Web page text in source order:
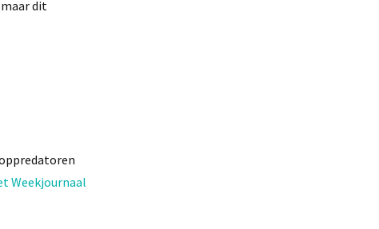
dit
Weekjournaal